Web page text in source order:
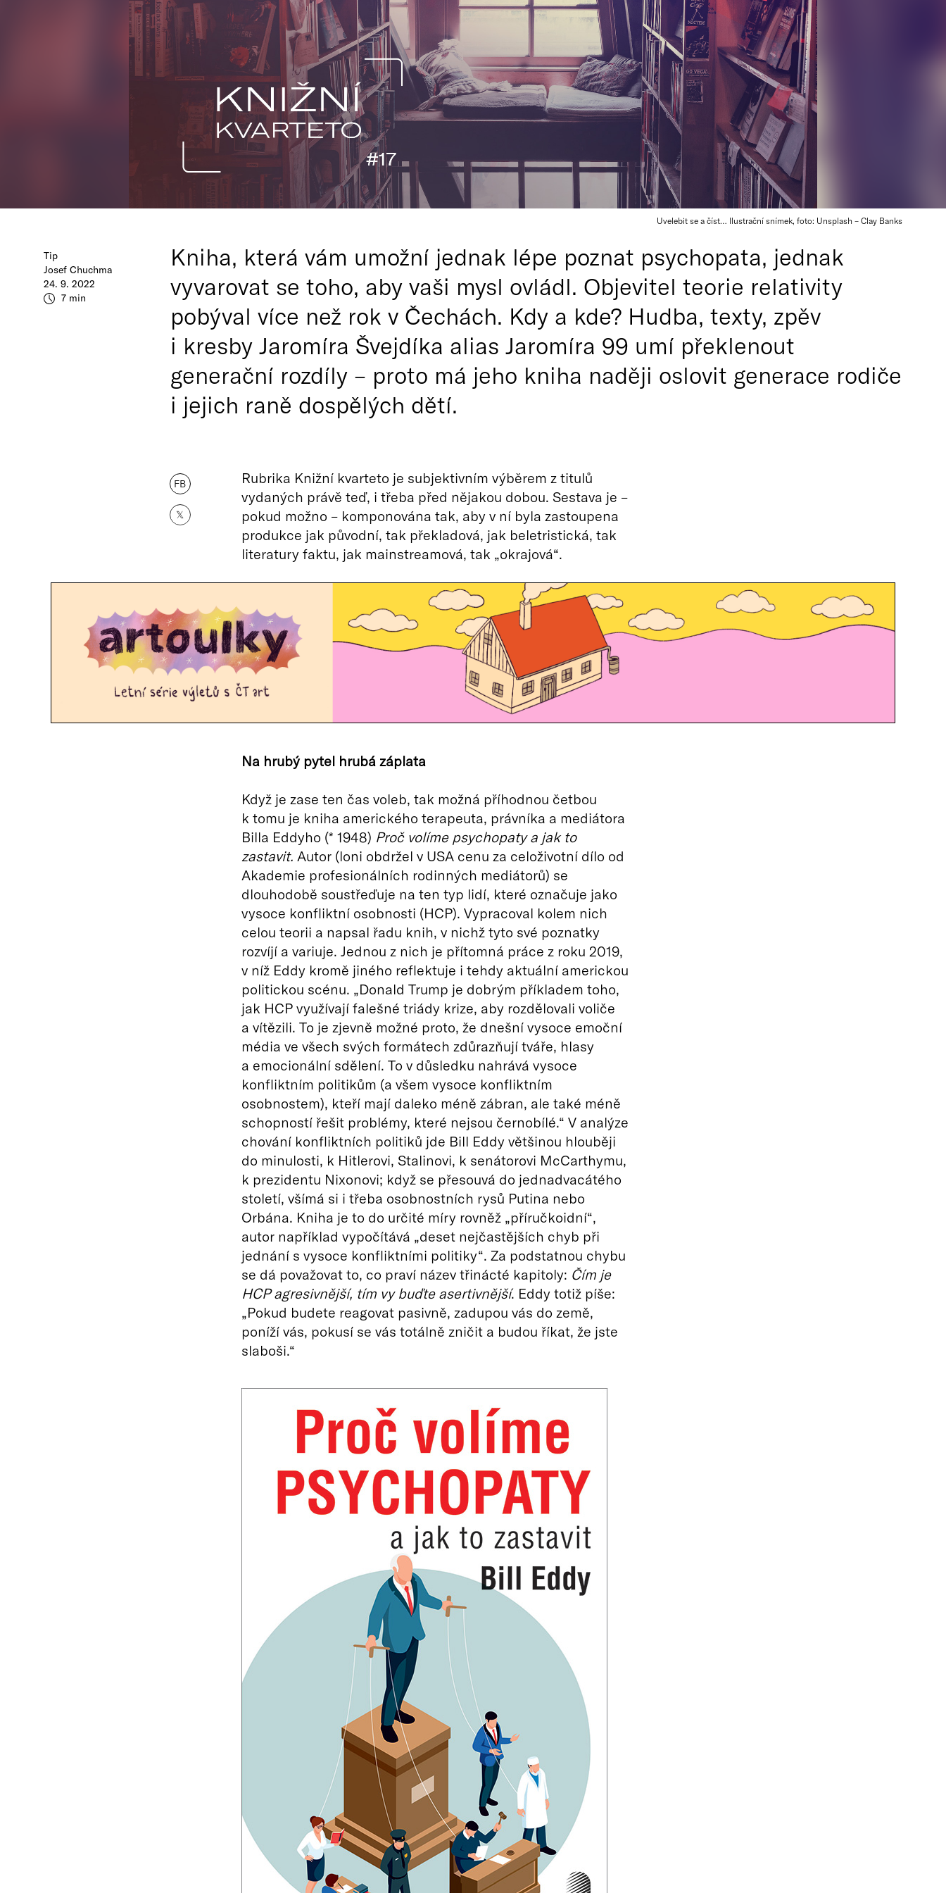
Uvelebit se a číst… Ilustrační snímek, foto: Unsplash – Clay Banks
Tip
Josef Chuchma
24. 9. 2022
7 min
Kniha, která vám umožní jednak lépe poznat psychopata, jednak
vyvarovat se toho, aby vaši mysl ovládl. Objevitel teorie relativity
pobýval více než rok v Čechách. Kdy a kde? Hudba, texty, zpěv
i kresby Jaromíra Švejdíka alias Jaromíra 99 umí překlenout
generační rozdíly – proto má jeho kniha naději oslovit generace rodiče
i jejich raně dospělých dětí.
FB
𝕏
Rubrika Knižní kvarteto je subjektivním výběrem z titulů
vydaných právě teď, i třeba před nějakou dobou. Sestava je –
pokud možno – komponována tak, aby v ní byla zastoupena
produkce jak původní, tak překladová, jak beletristická, tak
literatury faktu, jak mainstreamová, tak „okrajová“.
Na hrubý pytel hrubá záplata
Když je zase ten čas voleb, tak možná příhodnou četbou
k tomu je kniha amerického terapeuta, právníka a mediátora
Billa Eddyho (* 1948) Proč volíme psychopaty a jak to
zastavit. Autor (loni obdržel v USA cenu za celoživotní dílo od
Akademie profesionálních rodinných mediátorů) se
dlouhodobě soustřeďuje na ten typ lidí, které označuje jako
vysoce konfliktní osobnosti (HCP). Vypracoval kolem nich
celou teorii a napsal řadu knih, v nichž tyto své poznatky
rozvíjí a variuje. Jednou z nich je přítomná práce z roku 2019,
v níž Eddy kromě jiného reflektuje i tehdy aktuální americkou
politickou scénu. „Donald Trump je dobrým příkladem toho,
jak HCP využívají falešné triády krize, aby rozdělovali voliče
a vítězili. To je zjevně možné proto, že dnešní vysoce emoční
média ve všech svých formátech zdůrazňují tváře, hlasy
a emocionální sdělení. To v důsledku nahrává vysoce
konfliktním politikům (a všem vysoce konfliktním
osobnostem), kteří mají daleko méně zábran, ale také méně
schopností řešit problémy, které nejsou černobílé.“ V analýze
chování konfliktních politiků jde Bill Eddy většinou hlouběji
do minulosti, k Hitlerovi, Stalinovi, k senátorovi McCarthymu,
k prezidentu Nixonovi; když se přesouvá do jednadvacátého
století, všímá si i třeba osobnostních rysů Putina nebo
Orbána. Kniha je to do určité míry rovněž „příručkoidní“,
autor například vypočítává „deset nejčastějších chyb při
jednání s vysoce konfliktními politiky“. Za podstatnou chybu
se dá považovat to, co praví název třinácté kapitoly: Čím je
HCP agresivnější, tím vy buďte asertivnější. Eddy totiž píše:
„Pokud budete reagovat pasivně, zadupou vás do země,
poníží vás, pokusí se vás totálně zničit a budou říkat, že jste
slaboši.“